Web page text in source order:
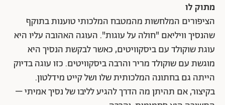
מתוק לו
הציפורים המלחשות מהמטבח המלכותי טוענות בתוקף
שהנסיך וויליאם "חולה על עוגות". העוגה האהובה עליו היא
עוגת שוקולד עם ביסקוויטים, כאשר לבקשת הנסיך היא
מוגשת עם שוקולד מריר והרבה ביסקוויטים. כזו עוגה בדיוק
הייתה גם בחתונה המלכותית שלו ושל קייט מידלטון.
בקיצור, אם תהיתן מה הדרך להגיע לליבו של נסיך אמיתי –